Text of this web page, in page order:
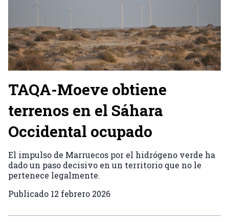
TAQA-Moeve obtiene
terrenos en el Sáhara
Occidental ocupado
El impulso de Marruecos por el hidrógeno verde ha
dado un paso decisivo en un territorio que no le
pertenece legalmente.
Publicado 12 febrero 2026